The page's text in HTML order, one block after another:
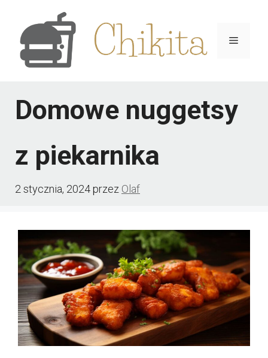
treści
Menu
Domowe nuggetsy
z piekarnika
2 stycznia, 2024przez Olaf